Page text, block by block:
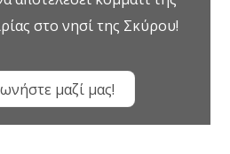
στο νησί της Σκύρου!
μαζί μας!